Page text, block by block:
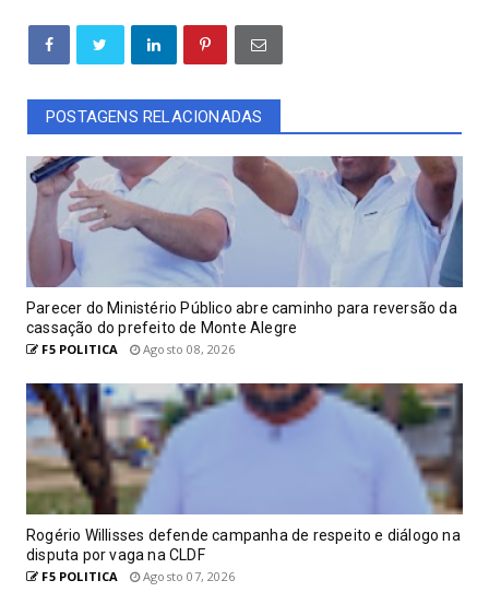
POSTAGENS RELACIONADAS
Parecer do Ministério Público abre caminho para reversão da
cassação do prefeito de Monte Alegre
F5 POLITICA Agosto 08, 2026
Rogério Willisses defende campanha de respeito e diálogo na
disputa por vaga na CLDF
F5 POLITICA Agosto 07, 2026